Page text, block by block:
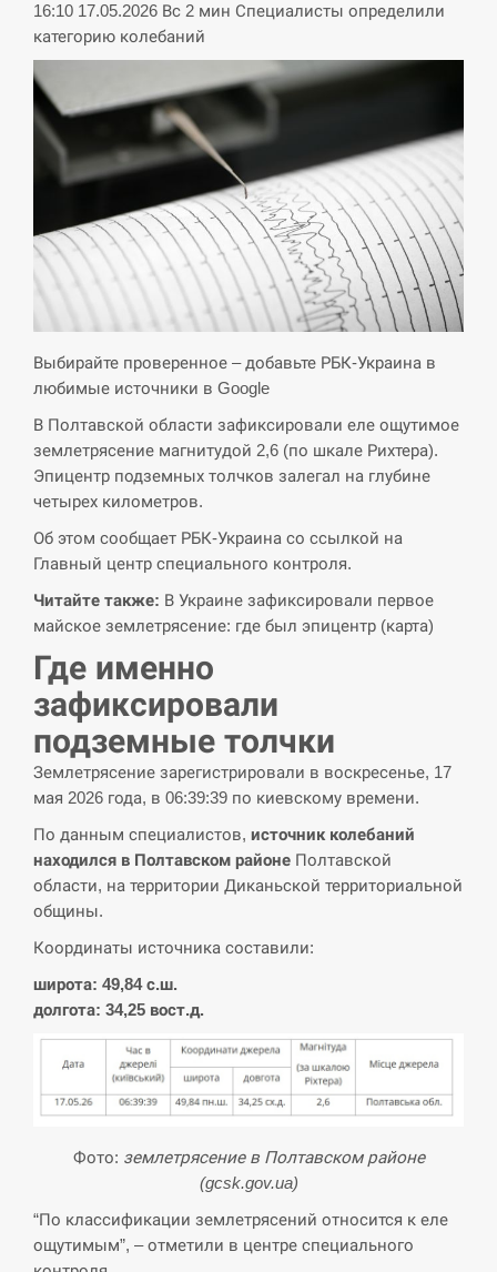
СЕРПЕНЬ
15:10
Іспанія попросила партнерів не критикувати
Марокко через міграційну кризу –…
СЕРПЕНЬ
15:00
РФ провела новий раунд таємних зустрічей з
Європою щодо війни…
14:53
Экс-послу в США Стефанишиной вручили новое
подозрение и избирают меру…
СЕРПЕНЬ
У Росії розгортається ракетний підрозділ КНДР –
Reuters
СЕРПЕНЬ
Поставки ракет для ПВО сократились втрое,
хотя у партнеров они…
СЕРПЕНЬ
14:10
У Румунії затоплять чотири баржі для
збільшення потоку води до…
СЕРПЕНЬ
13:53
В Москве пожаловались на “кратный рост” атак
13:40
Біля українського літака в аеропорту Лейпцига
виявили дрон, ймовірно, з…
СЕРПЕНЬ
13:23
“Они должны быть уничтожены”: в МИДе
13:10
Тайвань проводить найбільші військові
навчання на тлі загрози вторгнення з…
16:10 17.05.2026 Вс 2 мин Специалисты определили
категорию колебаний
Выбирайте проверенное – добавьте РБК-Украина в
любимые источники в Google
В Полтавской области зафиксировали еле ощутимое
землетрясение магнитудой 2,6 (по шкале Рихтера).
Эпицентр подземных толчков залегал на глубине
четырех километров.
Об этом сообщает РБК-Украина со ссылкой на
Главный центр специального контроля.
Читайте также: В Украине зафиксировали первое
майское землетрясение: где был эпицентр (карта)
Где именно
зафиксировали
подземные толчки
Землетрясение зарегистрировали в воскресенье, 17
мая 2026 года, в 06:39:39 по киевскому времени.
По данным специалистов, источник колебаний
находился в Полтавском районе Полтавской
области, на территории Диканьской территориальной
общины.
Координаты источника составили:
широта: 49,84 с.ш.
долгота: 34,25 вост.д.
Фото: землетрясение в Полтавском районе
(gcsk.gov.ua)
“По классификации землетрясений относится к еле
ощутимым”, – отметили в центре специального